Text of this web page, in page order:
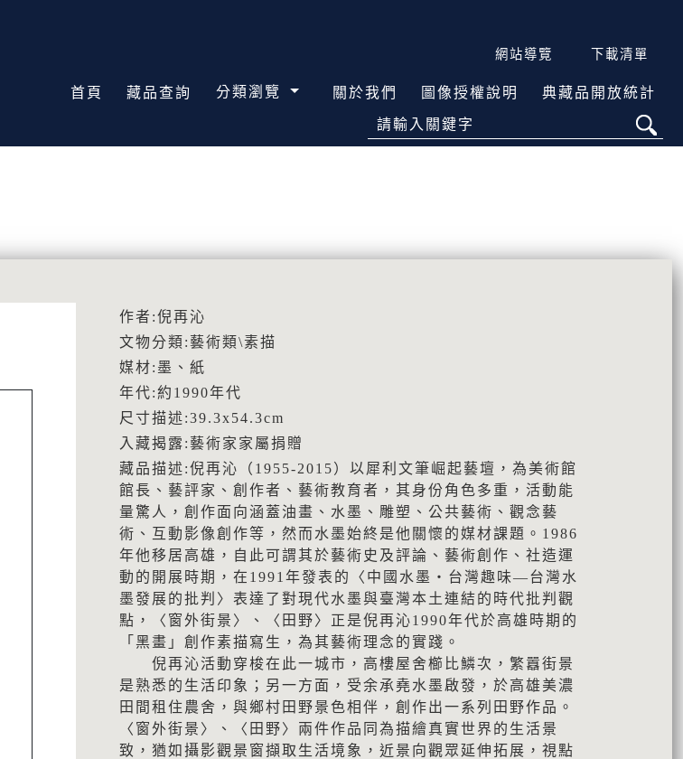
網站導覽 下載清單
首頁 藏品查詢 分類瀏覽 關於我們 圖像授權說明 典藏品開放統計
請輸入關鍵字
作者:倪再沁
文物分類:藝術類\素描
媒材:墨、紙
年代:約1990年代
尺寸描述:39.3x54.3cm
入藏揭露:藝術家家屬捐贈
藏品描述:倪再沁（1955-2015）以犀利文筆崛起藝壇，為美術館
館長、藝評家、創作者、藝術教育者，其身份角色多重，活動能
量驚人，創作面向涵蓋油畫、水墨、雕塑、公共藝術、觀念藝
術、互動影像創作等，然而水墨始終是他關懷的媒材課題。1986
年他移居高雄，自此可謂其於藝術史及評論、藝術創作、社造運
動的開展時期，在1991年發表的〈中國水墨・台灣趣味—台灣水
墨發展的批判〉表達了對現代水墨與臺灣本土連結的時代批判觀
點，〈窗外街景〉、〈田野〉正是倪再沁1990年代於高雄時期的
「黑畫」創作素描寫生，為其藝術理念的實踐。
倪再沁活動穿梭在此一城市，高樓屋舍櫛比鱗次，繁囂街景
是熟悉的生活印象；另一方面，受余承堯水墨啟發，於高雄美濃
田間租住農舍，與鄉村田野景色相伴，創作出一系列田野作品。
〈窗外街景〉、〈田野〉兩件作品同為描繪真實世界的生活景
致，猶如攝影觀景窗擷取生活境象，近景向觀眾延伸拓展，視點